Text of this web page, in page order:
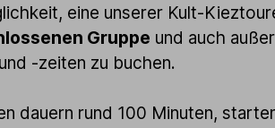
eine unserer Kult-
Gruppe und auch
-zeiten zu buchen.
dauern rund 100 Minuten,